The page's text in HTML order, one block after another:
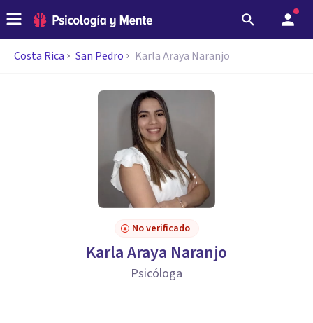
Costa Rica San Pedro Karla Araya Naranjo
No verificado
Karla Araya Naranjo
Psicóloga